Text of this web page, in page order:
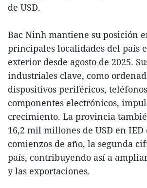
de USD.
Bac Ninh mantiene su posición
principales localidades del país
exterior desde agosto de 2025.
industriales clave, como
dispositivos periféricos,
componentes electrónicos,
crecimiento. La provincia
16,2 mil millones de USD en IED
comienzos de año, la segunda
país, contribuyendo así a
y las exportaciones.